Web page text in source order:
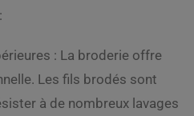
: La broderie offre
Les fils brodés sont
à de nombreux lavages